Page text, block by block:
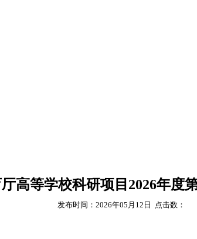
高等学校科研项目2026年度
发布时间：2026年05月12日 点击数：